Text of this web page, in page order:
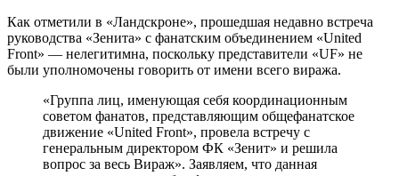
Как отметили в «Ландскроне», прошедшая недавно встреча
руководства «Зенита» с фанатским объединением «United
Front» — нелегитимна, поскольку представители «UF» не
были уполномочены говорить от имени всего виража.
«Группа лиц, именующая себя координационным
советом фанатов, представляющим общефанатское
движение «United Front», провела встречу с
генеральным директором ФК «Зенит» и решила
вопрос за весь Вираж». Заявляем, что данная